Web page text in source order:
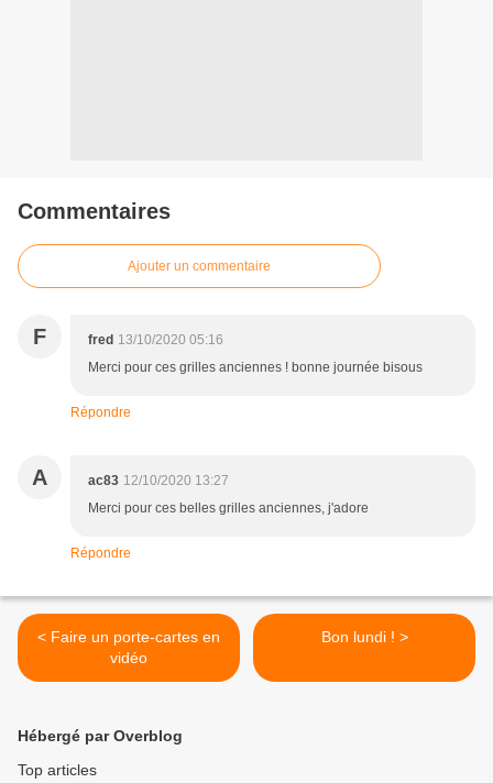
Commentaires
Ajouter un commentaire
F fred 13/10/2020 05:16
Merci pour ces grilles anciennes ! bonne journée bisous
Répondre
A ac83 12/10/2020 13:27
Merci pour ces belles grilles anciennes, j'adore
Répondre
< Faire un porte-cartes en
vidéo
Bon lundi ! >
Hébergé par Overblog
Top articles